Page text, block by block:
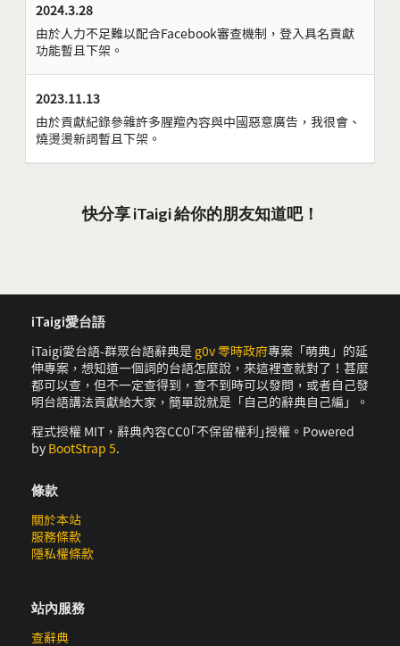
2024.3.28
由於人力不足難以配合Facebook審查機制，登入具名貢獻
功能暫且下架。
2023.11.13
由於貢獻紀錄參雜許多腥羶內容與中國惡意廣告，我很會、
燒燙燙新詞暫且下架。
快分享 iTaigi 給你的朋友知道吧！
iTaigi愛台語
iTaigi愛台語-群眾台語辭典是 g0v 零時政府專案「萌典」的延
伸專案，想知道一個詞的台語怎麼說，來這裡查就對了！甚麼
都可以查，但不一定查得到，查不到時可以發問，或者自己發
明台語講法貢獻給大家，簡單說就是「自己的辭典自己編」。
程式授權 MIT，辭典內容CC0｢不保留權利｣授權。Powered
by BootStrap 5.
條款
關於本站
服務條款
隱私權條款
站內服務
查辭典